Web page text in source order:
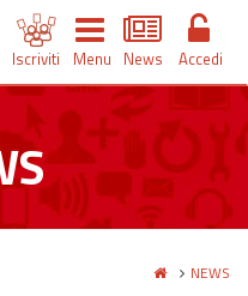
Iscriviti Menu News Accedi
NEWS